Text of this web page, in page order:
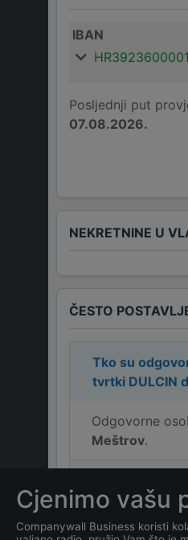
IBAN
Posljednji put
07.08.2026.
NEKRETNINE U
ČESTO
Tko su
tvrtki DULCIN
Odgovorne
Meštrov.
DULCIN d.o.o.?
Cjenimo vašu
Companywall Business koristi